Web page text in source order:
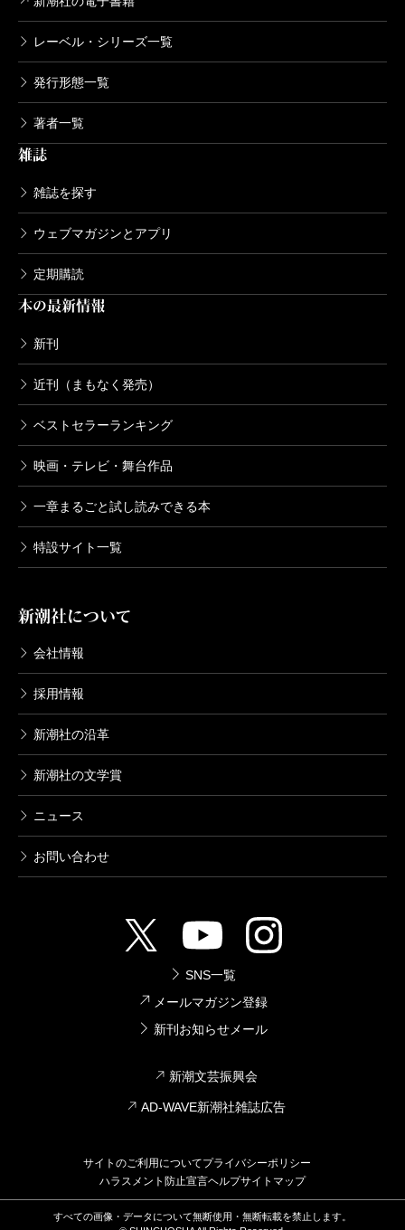
レーベル・シリーズ一覧
発行形態一覧
著者一覧
雑誌
雑誌を探す
ウェブマガジンとアプリ
定期購読
本の最新情報
新刊
近刊（まもなく発売）
ベストセラーランキング
映画・テレビ・舞台作品
一章まるごと試し読みできる本
特設サイト一覧
新潮社について
会社情報
採用情報
新潮社の沿革
新潮社の文学賞
ニュース
お問い合わせ
SNS一覧
メールマガジン登録
新刊お知らせメール
新潮文芸振興会
AD-WAVE新潮社雑誌広告
サイトのご利用についてプライバシーポリシー
ハラスメント防止宣言ヘルプサイトマップ
すべての画像・データについて無断使用・無断転載を禁止します。